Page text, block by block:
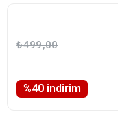
%40 i̇ndirim
₺499,00